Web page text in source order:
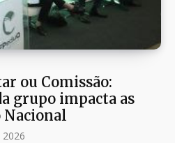
ou Comissão:
grupo impacta as
Nacional